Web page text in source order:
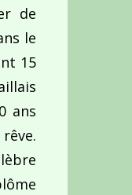
de
le
15
ans